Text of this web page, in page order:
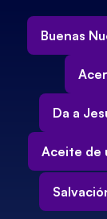
Buenas
Da a
Aceite de